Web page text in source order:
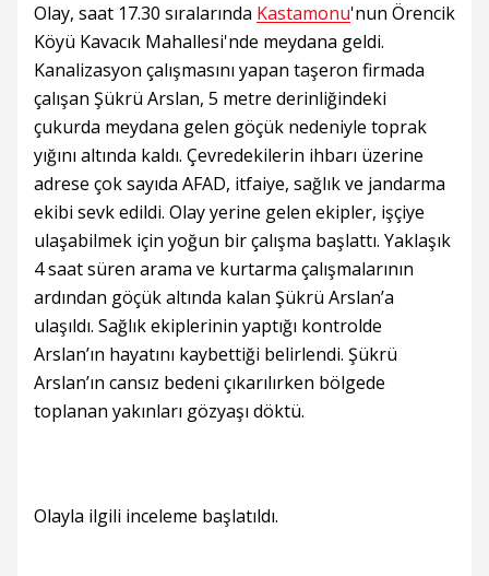
Olay, saat 17.30 sıralarında Kastamonu'nun Örencik
Köyü Kavacık Mahallesi'nde meydana geldi.
Kanalizasyon çalışmasını yapan taşeron firmada
çalışan Şükrü Arslan, 5 metre derinliğindeki
çukurda meydana gelen göçük nedeniyle toprak
yığını altında kaldı. Çevredekilerin ihbarı üzerine
adrese çok sayıda AFAD, itfaiye, sağlık ve jandarma
ekibi sevk edildi. Olay yerine gelen ekipler, işçiye
ulaşabilmek için yoğun bir çalışma başlattı. Yaklaşık
4 saat süren arama ve kurtarma çalışmalarının
ardından göçük altında kalan Şükrü Arslan’a
ulaşıldı. Sağlık ekiplerinin yaptığı kontrolde
Arslan’ın hayatını kaybettiği belirlendi. Şükrü
Arslan’ın cansız bedeni çıkarılırken bölgede
toplanan yakınları gözyaşı döktü.
Olayla ilgili inceleme başlatıldı.